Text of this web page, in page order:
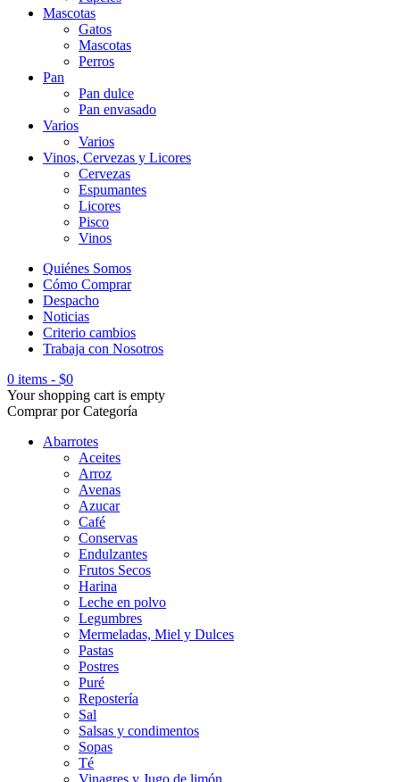
Mascotas
Gatos
Mascotas
Perros
Pan
Pan dulce
Pan envasado
Varios
Varios
Vinos, Cervezas y Licores
Cervezas
Espumantes
Licores
Pisco
Vinos
Quiénes Somos
Cómo Comprar
Despacho
Noticias
Criterio cambios
Trabaja con Nosotros
0 items - $0
Your shopping cart is empty
Comprar por Categoría
Abarrotes
Aceites
Arroz
Avenas
Azucar
Café
Conservas
Endulzantes
Frutos Secos
Harina
Leche en polvo
Legumbres
Mermeladas, Miel y Dulces
Pastas
Postres
Puré
Repostería
Sal
Salsas y condimentos
Sopas
Té
Vinagres y Jugo de limón